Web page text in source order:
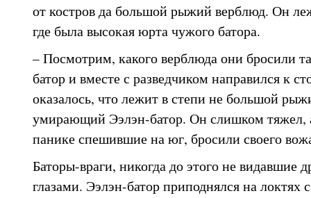
от костров да большой рыжий верблюд. Он
где была высокая юрта чужого батора.
– Посмотрим, какого верблюда они бросили
батор и вместе с разведчиком направился к
оказалось, что лежит в степи не большой
умирающий Ээлэн-батор. Он слишком тяжел,
панике спешившие на юг, бросили своего
Баторы-враги, никогда до этого не видавшие
глазами. Ээлэн-батор приподнялся на локтях